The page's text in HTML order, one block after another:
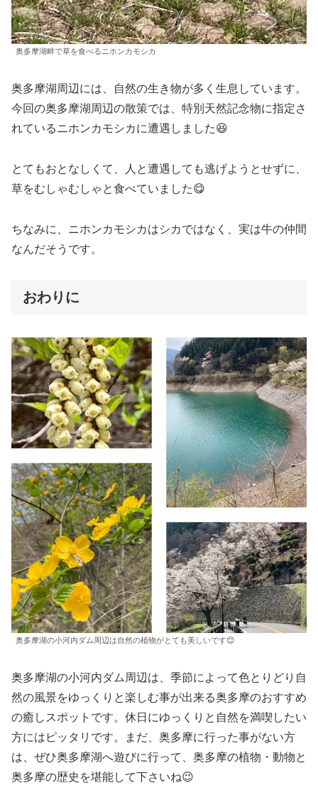
奥多摩湖畔で草を食べるニホンカモシカ
奥多摩湖周辺には、自然の生き物が多く生息しています。
今回の奥多摩湖周辺の散策では、特別天然記念物に指定さ
れているニホンカモシカに遭遇しました😆
とてもおとなしくて、人と遭遇しても逃げようとせずに、
草をむしゃむしゃと食べていました😋
ちなみに、ニホンカモシカはシカではなく、実は牛の仲間
なんだそうです。
おわりに
奥多摩湖の小河内ダム周辺は自然の植物がとても美しいです😊
奥多摩湖の小河内ダム周辺は、季節によって色とりどり自
然の風景をゆっくりと楽しむ事が出来る奥多摩のおすすめ
の癒しスポットです。休日にゆっくりと自然を満喫したい
方にはピッタリです。まだ、奥多摩に行った事がない方
は、ぜひ奥多摩湖へ遊びに行って、奥多摩の植物・動物と
奥多摩の歴史を堪能して下さいね😉